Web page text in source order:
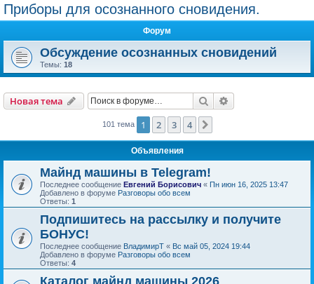
Приборы для осознанного сновидения.
Форум
Обсуждение осознанных сновидений
Темы: 18
Новая тема Поиск
101 тема 1 2 3 4
Объявления
Майнд машины в Telegram!
Последнее сообщение Евгений Борисович « Пн июн 16, 2025 13:47
Добавлено в форуме Разговоры обо всем
Ответы: 1
Подпишитесь на рассылку и получите
БОНУС!
Последнее сообщение ВладимирТ « Вс май 05, 2024 19:44
Добавлено в форуме Разговоры обо всем
Ответы: 4
Каталог майнд машины 2026